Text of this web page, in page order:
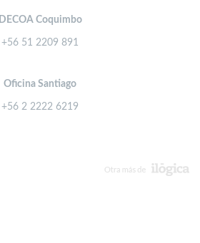
DECOA Coquimbo
+56 51 2209 891
Oficina Santiago
+56 2 2222 6219